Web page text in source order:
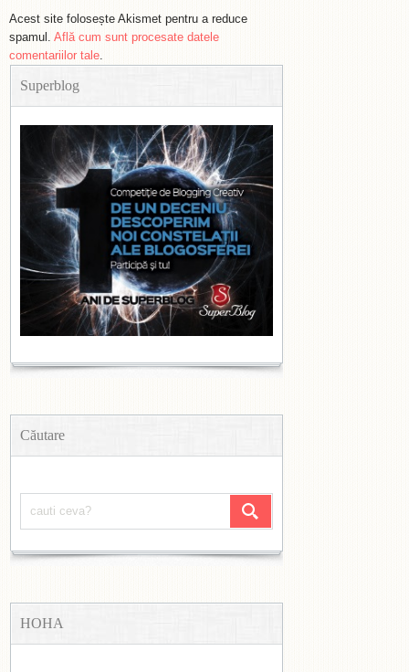
Acest site folosește Akismet pentru a reduce
spamul. Află cum sunt procesate datele
comentariilor tale.
Superblog
Căutare
HOHA